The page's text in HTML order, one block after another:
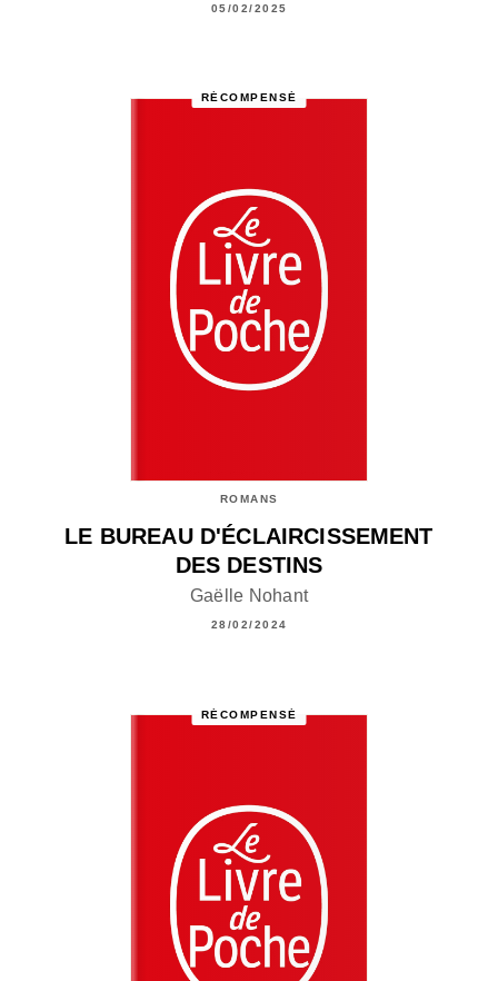
05/02/2025
RÉCOMPENSÉ
ROMANS
LE BUREAU D'ÉCLAIRCISSEMENT
DES DESTINS
Gaëlle Nohant
28/02/2024
RÉCOMPENSÉ